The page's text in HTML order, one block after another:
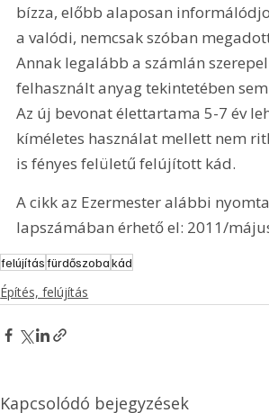
bízza, előbb alaposan
a valódi, nemcsak szóban
Annak legalább a számlán
felhasznált anyag tekintetében
Az új bevonat élettartama 5-7 év
kíméletes használat mellett nem
is fényes felületű felújított kád.
A cikk az Ezermester alábbi
lapszámában érhető el: 2011/
felújításfürdőszobakád
Építés, felújítás
Kapcsolódó bejegyzések